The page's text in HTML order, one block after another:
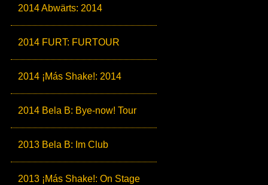
2014 Abwärts: 2014
2014 FURT: FURTOUR
2014 ¡Más Shake!: 2014
2014 Bela B: Bye-now! Tour
2013 Bela B: Im Club
2013 ¡Más Shake!: On Stage